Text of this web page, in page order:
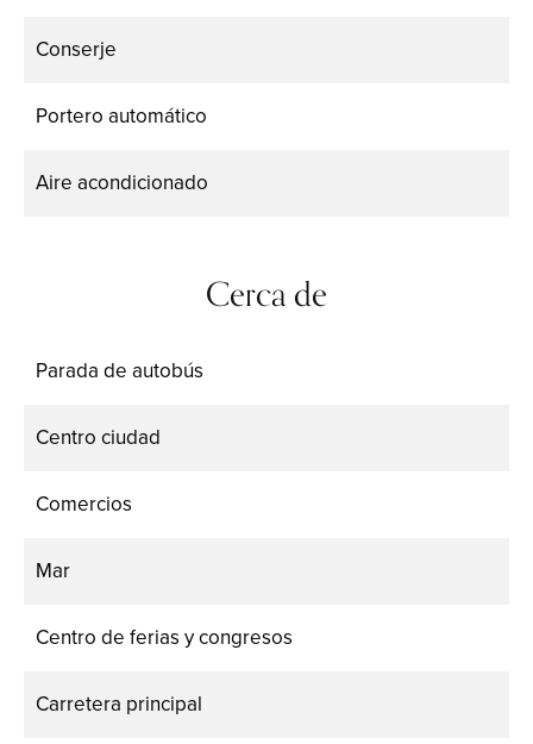
Conserje
Portero automático
Aire acondicionado
Cerca de
Parada de autobús
Centro ciudad
Comercios
Mar
Centro de ferias y congresos
Carretera principal